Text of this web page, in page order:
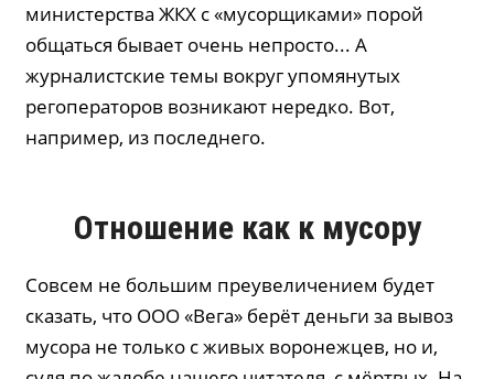
министерства ЖКХ с «мусорщиками» порой
общаться бывает очень непросто... А
журналистские темы вокруг упомянутых
регоператоров возникают нередко. Вот,
например, из последнего.
Отношение как к мусору
Совсем не большим преувеличением будет
сказать, что ООО «Вега» берёт деньги за вывоз
мусора не только с живых воронежцев, но и,